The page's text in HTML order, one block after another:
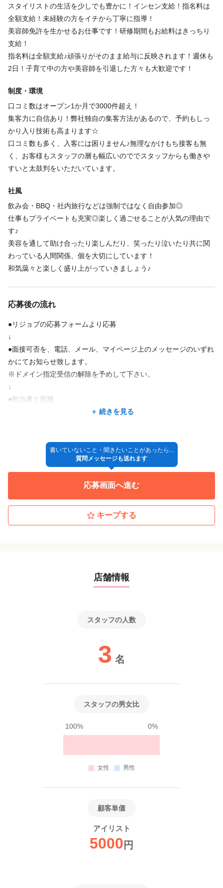
・有給（10日~20日付与）
┗取得希望者の取得率100％！
・誕生日休暇
仕事内容
・眉毛ワックススタイリング
・フルフェイスワックス
アイブロウスタイリスト（眉毛専門）のお仕事
※1時間以上前の出勤、報告書等の作成、朝礼、ノルマなど一切あ
りません
【入社後の流れ】
（例:座学→モデルやスタッフ同士で施術）
※外部研修での接客の練習制度等あり
現役アイブロウプロフェッショナル監修のもと、講習
必要資格
美容師免許
ボーナス・賞与あり
独立・開業支援 制服あり 育児休暇あり
福利厚生の詳細
◆Uターン・Iターン支援制度あり
◆研修制度、キャリアアップ研修制度あり
【新型コロナウイルス対策について】
※社員の健康を第一に考慮し、当社ではしっかりと対応をおこなってお
ります
続きを見る
アットホーム
資格取得予定者 デビューまで2年以内 繁華街にある 主婦・主夫歓迎
「ライフステージが変わっても辞めなくていい」
そんな安心感が、ここにはあります。
「今よりもっと、自分を大切に働きたい」
そんなあなたの挑戦を、私たちは全力でサポートします🕊️
スタイリストの生活を少しでも豊かに！インセン支給！指名料は
全額支給！未経験の方をイチから丁寧に指導！
美容師免許を生かせるお仕事です！研修期間もお給料はきっちり
支給！
指名料は全額支給♪頑張りがそのまま給与に反映されます！週休も
2日！子育て中の方や美容師を引退した方々も大歓迎です！
制度・環境
口コミ数はオープン1か月で3000件超え！
集客力に自信あり！弊社独自の集客方法があるので、予約もしっ
かり入り技術も高まります☆
口コミ数も多く、入客には困りません♪無理なかけもち接客も無
く、お客様もスタッフの層も幅広いのででスタッフからも働きや
すいと太鼓判をいただいています。
社風
飲み会・BBQ・社内旅行などは強制ではなく自由参加◎
仕事もプライベートも充実◎楽しく過ごせることが人気の理由で
す♪
美容を通して助け合ったり楽しんだり、笑ったり泣いたり共に関
わっている人間関係、個を大切にしています！
和気藹々と楽しく盛り上がっていきましょう♪
応募後の流れ
●リジョブの応募フォームより応募
↓
●面接可否を、電話、メール、マイページ上のメッセージのいずれ
かにてお知らせ致します。
※ドメイン指定受信の解除を予めして下さい。
↓
●担当者と面接
<ご応募をご検討いただいている皆様へ>
入社時期に関し柔軟に対応いたしますので、応募時や面接時にお
気兼ねなくご相談ください。
WEB面接にも対応いたします。PCをお持ちでない方もスマホでも
OKです。
続きを見る
書いていないこと・聞きたいことがあったら...
質問メッセージも送れます
応募画面へ進む
キープする
店舗情報
スタッフの人数
3 名
スタッフの男女比
100% 0%
顧客単価
アイリスト
5000 円